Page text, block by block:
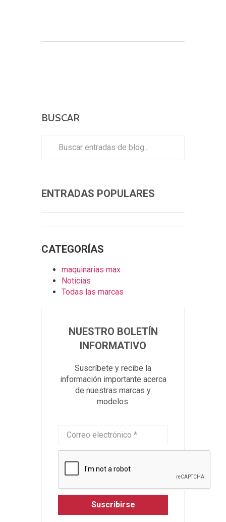
BUSCAR
ENTRADAS POPULARES
CATEGORÍAS
maquinarias max
Noticias
Todas las marcas
NUESTRO BOLETÍN
INFORMATIVO
Suscríbete y recibe la
información importante acerca
de nuestras marcas y
modelos.
Suscribirse